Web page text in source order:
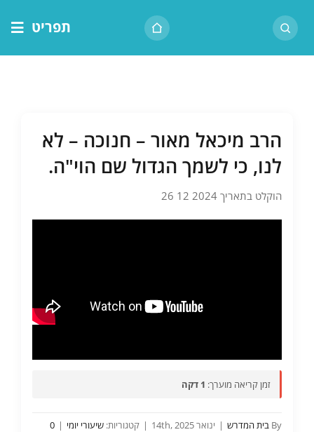
לתוכן
תפריט
שיעור יומי
מאמרים
הרב מיכאל מאור – חנוכה – לא
לנו, כי לשמך הגדול שם הוי"ה.
הוקלט בתאריך 2024 12 26
זמן קריאה מוערך: 1 דקה
By בית המדרש | ינואר 14th, 2025 | קטגוריות: שיעורי יומי |
0